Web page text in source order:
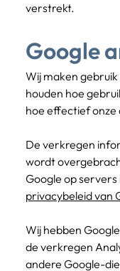
verstrekt.
Google
Wij maken
houden hoe
hoe effectief
De verkregen
wordt
Google op
privacybeleid van
Wij hebben Google
de verkregen
andere Google-